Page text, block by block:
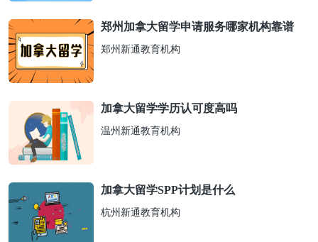
郑州加拿大留学申请服务哪家机构靠谱
郑州新通教育机构
加拿大留学学历认可度高吗
温州新通教育机构
加拿大留学SPP计划是什么
杭州新通教育机构